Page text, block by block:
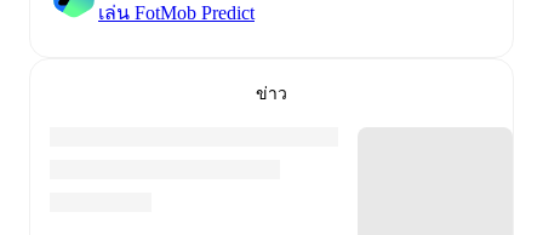
เล่น FotMob Predict
ข่าว